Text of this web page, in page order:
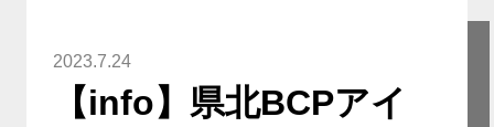
2023.7.24
【info】県北BCPアイ